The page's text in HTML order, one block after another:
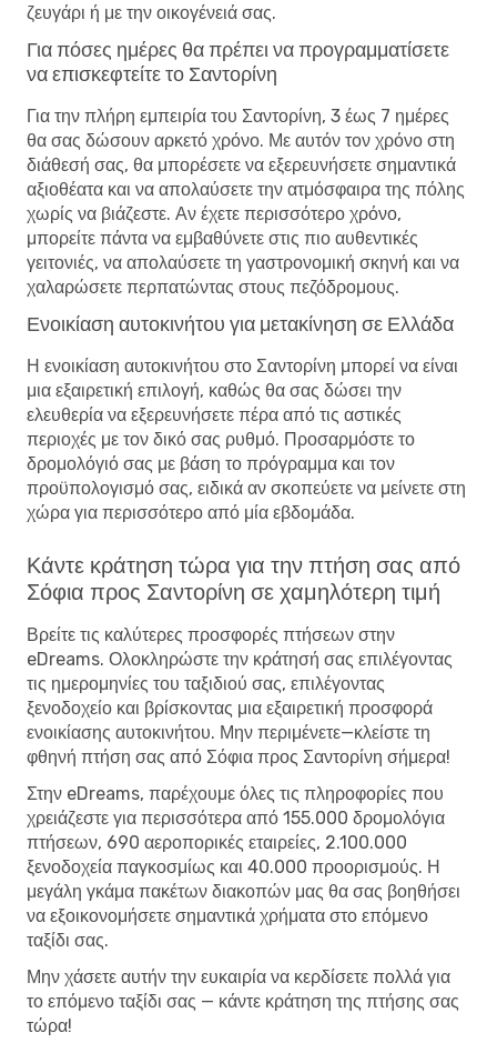
ζευγάρι ή με την οικογένειά σας.
Για πόσες ημέρες θα πρέπει να προγραμματίσετε
να επισκεφτείτε το Σαντορίνη
Για την πλήρη εμπειρία του Σαντορίνη, 3 έως 7 ημέρες
θα σας δώσουν αρκετό χρόνο. Με αυτόν τον χρόνο στη
διάθεσή σας, θα μπορέσετε να εξερευνήσετε σημαντικά
αξιοθέατα και να απολαύσετε την ατμόσφαιρα της πόλης
χωρίς να βιάζεστε. Αν έχετε περισσότερο χρόνο,
μπορείτε πάντα να εμβαθύνετε στις πιο αυθεντικές
γειτονιές, να απολαύσετε τη γαστρονομική σκηνή και να
χαλαρώσετε περπατώντας στους πεζόδρομους.
Ενοικίαση αυτοκινήτου για μετακίνηση σε Ελλάδα
Η ενοικίαση αυτοκινήτου στο Σαντορίνη μπορεί να είναι
μια εξαιρετική επιλογή, καθώς θα σας δώσει την
ελευθερία να εξερευνήσετε πέρα ​​από τις αστικές
περιοχές με τον δικό σας ρυθμό. Προσαρμόστε το
δρομολόγιό σας με βάση το πρόγραμμα και τον
προϋπολογισμό σας, ειδικά αν σκοπεύετε να μείνετε στη
χώρα για περισσότερο από μία εβδομάδα.
Κάντε κράτηση τώρα για την πτήση σας από
Σόφια προς Σαντορίνη σε χαμηλότερη τιμή
Βρείτε τις καλύτερες προσφορές πτήσεων στην
eDreams. Ολοκληρώστε την κράτησή σας επιλέγοντας
τις ημερομηνίες του ταξιδιού σας, επιλέγοντας
ξενοδοχείο και βρίσκοντας μια εξαιρετική προσφορά
ενοικίασης αυτοκινήτου. Μην περιμένετε—κλείστε τη
φθηνή πτήση σας από Σόφια προς Σαντορίνη σήμερα!
Στην eDreams, παρέχουμε όλες τις πληροφορίες που
χρειάζεστε για περισσότερα από 155.000 δρομολόγια
πτήσεων, 690 αεροπορικές εταιρείες, 2.100.000
ξενοδοχεία παγκοσμίως και 40.000 προορισμούς. Η
μεγάλη γκάμα πακέτων διακοπών μας θα σας βοηθήσει
να εξοικονομήσετε σημαντικά χρήματα στο επόμενο
ταξίδι σας.
Μην χάσετε αυτήν την ευκαιρία να κερδίσετε πολλά για
το επόμενο ταξίδι σας — κάντε κράτηση της πτήσης σας
τώρα!